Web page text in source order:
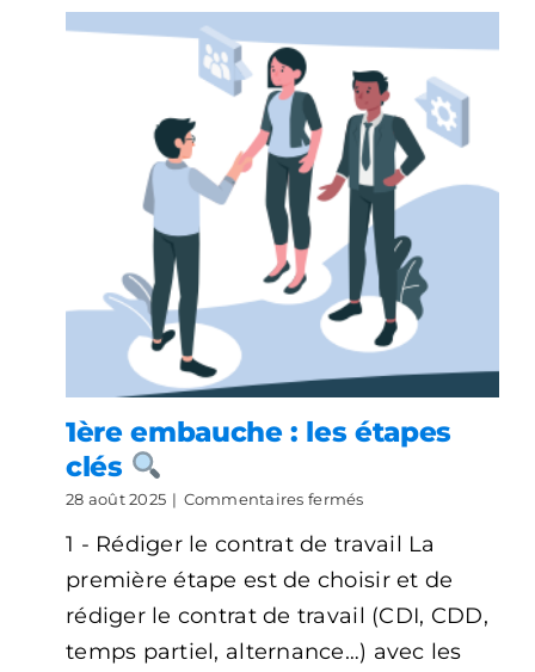
1ère embauche ​: les étapes
clés
28 août 2025 | Commentaires ferméssur
embauche
:
les
étapes
clés
1 - Rédiger le contrat de travail La
première étape est de choisir et de
rédiger le contrat de travail (CDI, CDD,
temps partiel, alternance…) avec les